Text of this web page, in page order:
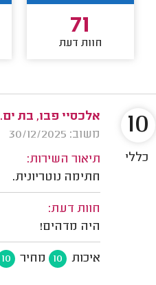
71
חוות דעת
אלכסיי פבו, בת ים.
משוב: 30/12/2025
תיאור השירות:
חתימה נוטריונית.
חוות דעת:
היה מדהים!
איכות 10 מחיר 10
10
כללי